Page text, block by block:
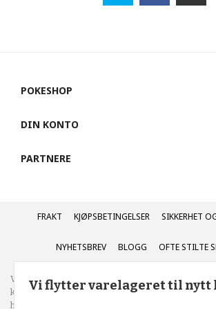
POKESHOP
DIN KONTO
PARTNERE
FRAKT KJØPSBETINGELSER SIKKERHET
NYHETSBREV BLOGG OFTE STILTE
Vår nettbutikk bruker cookies slik at du får en
kjøpsopplevelse og vi kan yte deg bedre
hovedsaklig til å lagre innloggingsdetaljer og
Vi flytter varelageret til nytt